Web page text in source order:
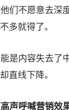
们不愿意去深
多就得了。
是内容失去了
直线下降。
声呼喊营销效